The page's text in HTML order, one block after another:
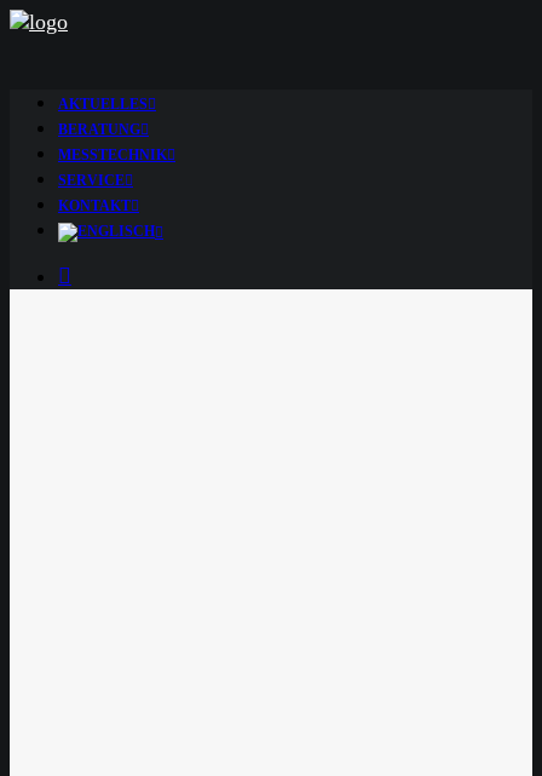
AKTUELLES
BERATUNG
MESSTECHNIK
SERVICE
KONTAKT